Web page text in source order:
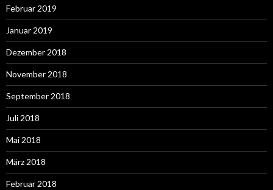
Februar 2019
Januar 2019
Dezember 2018
November 2018
September 2018
Juli 2018
Mai 2018
März 2018
Februar 2018